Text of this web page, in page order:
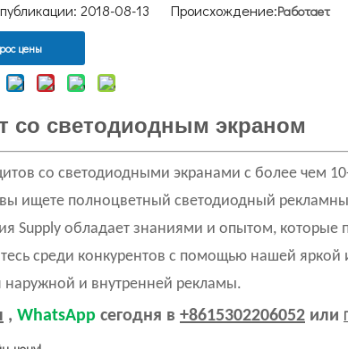
2018-08-13 Происхождение:Работает
цены
со светодиодным экраном
со светодиодными экранами с более чем
ищете полноцветный светодиодный
Supply обладает знаниями и опытом, которые
среди конкурентов с помощью нашей яркой
наружной и внутренней рекламы.
, WhatsApp сегодня в +8615302206052 или